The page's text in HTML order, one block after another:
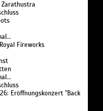
Zarathustra
Fireworks
Eröffnungskonzert "Back